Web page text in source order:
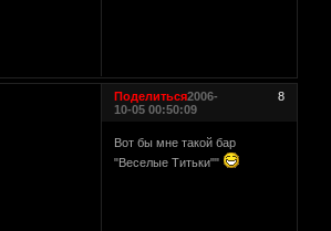
Поделиться 8
2006-
10-05 00:50:09
Вот бы мне такой бар
"Веселые Титьки""